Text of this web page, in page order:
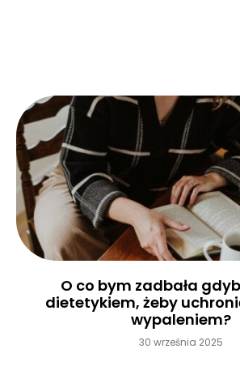
O co bym zadbała
dietetykiem, żeby
wypaleniem?
30 września 2025